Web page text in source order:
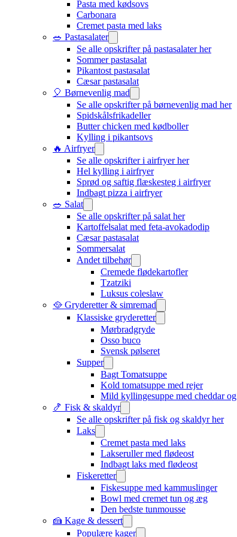
Pasta med kødsovs
Carbonara
Cremet pasta med laks
🥗 Pastasalater
Se alle opskrifter på pastasalater her
Sommer pastasalat
Pikantost pastasalat
Cæsar pastasalat
🎈 Børnevenlig mad
Se alle opskrifter på børnevenlig mad her
Spidskålsfrikadeller
Butter chicken med kødboller
Kylling i pikantsovs
🔥 Airfryer
Se alle opskrifter i airfryer her
Hel kylling i airfryer
Sprød og saftig flæskesteg i airfryer
Indbagt pizza i airfryer
🥗 Salat
Se alle opskrifter på salat her
Kartoffelsalat med feta-avokadodip
Cæsar pastasalat
Sommersalat
Andet tilbehør
Cremede flødekartofler
Tzatziki
Luksus coleslaw
🥘 Gryderetter & simremad
Klassiske gryderetter
Mørbradgryde
Osso buco
Svensk pølseret
Supper
Bagt Tomatsuppe
Kold tomatsuppe med rejer
Mild kyllingesuppe med cheddar
🍤 Fisk & skaldyr
Se alle opskrifter på fisk og skaldyr her
Laks
Cremet pasta med laks
Lakseruller med flødeost
Indbagt laks med flødeost
Fiskeretter
Fiskesuppe med kammuslinger
Bowl med cremet tun og æg
Den bedste tunmousse
🍰 Kage & dessert
Populære kager